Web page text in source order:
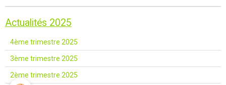
Actualités 2025
4ème trimestre 2025
3ème trimestre 2025
2ème trimestre 2025